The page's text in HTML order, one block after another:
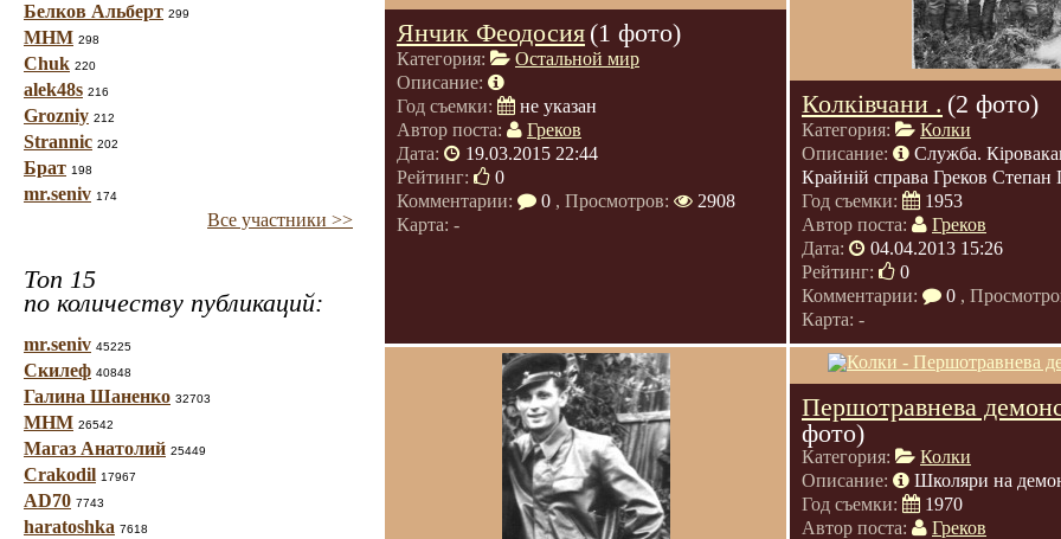
Белков Альберт 299
МНМ 298
Chuk 220
alek48s 216
Grozniy 212
Strannic 202
Брат 198
mr.seniv 174
Все участники >>
Топ 15
по количеству публикаций:
mr.seniv 45225
Скилеф 40848
Галина Шаненко 32703
МНМ 26542
Магаз Анатолий 25449
Crakodil 17967
AD70 7743
haratoshka 7618
Янчик Феодосия (1 фото)
Категория:
Остальной мир
Описание:
Год съемки:
не указан
Автор поста:
Греков
Дата:
19.03.2015 22:44
Рейтинг:
0
Комментарии:
0 , Просмотров:
2908
Карта: -
Колківчани . (2 фото)
Категория:
Колки
Описание:
Служба.
Крайній справа Греков Степан
Год съемки:
1953
Автор поста:
Греков
Дата:
04.04.2013 15:26
Рейтинг:
0
Комментарии:
0 ,
Карта: -
Першотравнева
фото)
Категория:
Колки
Описание:
Школяри на
Год съемки:
1970
Автор поста:
Греков